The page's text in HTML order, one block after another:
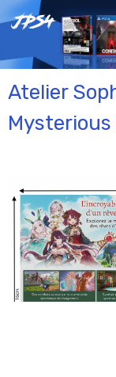
Atelier
Mysterious